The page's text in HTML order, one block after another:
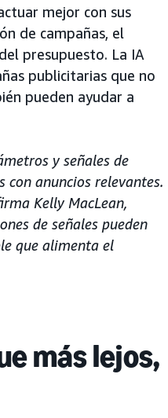
mejor con sus
de campañas, el
presupuesto. La IA
publicitarias que no
pueden ayudar a
y señales de
anuncios relevantes.
Kelly MacLean,
de señales pueden
que alimenta el
más lejos,